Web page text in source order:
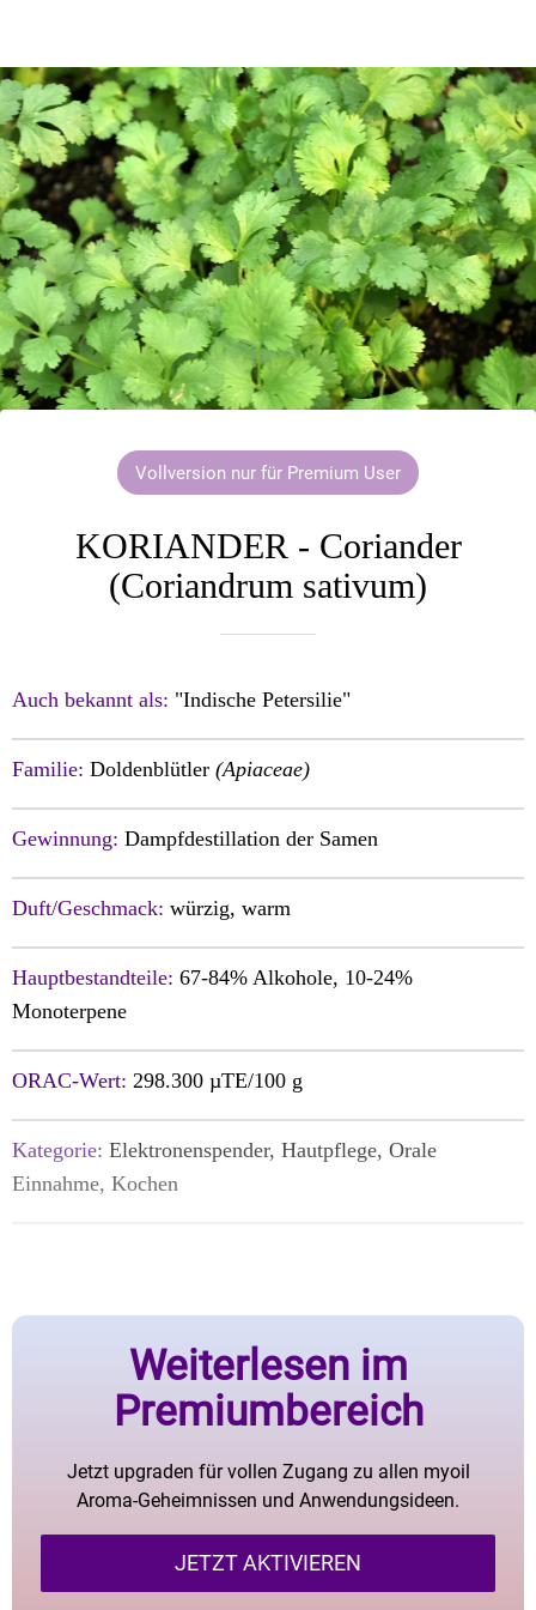
Vollversion nur für Premium User
KORIANDER - Coriander
(Coriandrum sativum)
Auch bekannt als: "Indische Petersilie"
Familie: Doldenblütler (Apiaceae)
Gewinnung: Dampfdestillation der Samen
Duft/Geschmack: würzig, warm
Hauptbestandteile: 67-84% Alkohole, 10-24%
Monoterpene
ORAC-Wert: 298.300 µTE/100 g
Kategorie: Elektronenspender, Hautpflege, Orale
Einnahme, Kochen
Weiterlesen im
Premiumbereich
Jetzt upgraden für vollen Zugang zu allen myoil
Aroma-Geheimnissen und Anwendungsideen.
JETZT AKTIVIEREN